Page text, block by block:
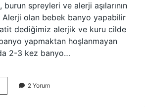
spreyleri ve alerji aşılarının
Alerji olan bebek banyo yapabilir
dediğimiz alerjik ve kuru cilde
yapmaktan hoşlanmayan
2-3 kez banyo…
Bebeklerde 2 Yorum